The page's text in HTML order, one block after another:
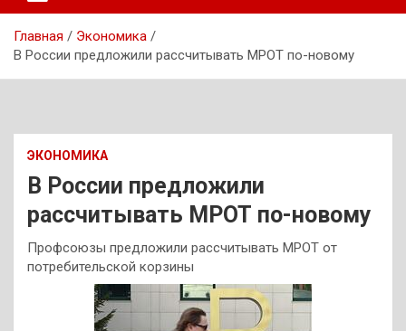
Главная
Экономика
В России предложили рассчитывать МРОТ по-новому
ЭКОНОМИКА
В России предложили
рассчитывать МРОТ по-новому
Профсоюзы предложили рассчитывать МРОТ от
потребительской корзины